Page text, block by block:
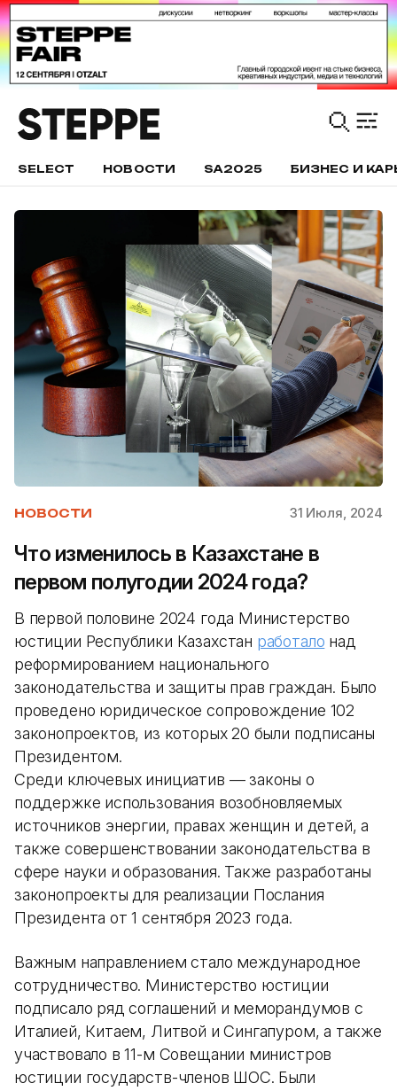
SELECT НОВОСТИ SA2025 БИЗНЕС И
НОВОСТИ 31 Июля, 2024
Что изменилось в Казахстане в
первом полугодии 2024 года?
В первой половине 2024 года Министерство
юстиции Республики Казахстан работало над
реформированием национального
законодательства и защиты прав граждан. Было
проведено юридическое сопровождение 102
законопроектов, из которых 20 были подписаны
Президентом.
Среди ключевых инициатив — законы о
поддержке использования возобновляемых
источников энергии, правах женщин и детей, а
также совершенствовании законодательства в
сфере науки и образования. Также разработаны
законопроекты для реализации Послания
Президента от 1 сентября 2023 года.
Важным направлением стало международное
сотрудничество. Министерство юстиции
подписало ряд соглашений и меморандумов с
Италией, Китаем, Литвой и Сингапуром, а также
участвовало в 11-м Совещании министров
юстиции государств-членов ШОС. Были